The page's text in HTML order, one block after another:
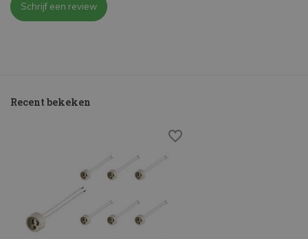
Schrijf een review
Recent bekeken